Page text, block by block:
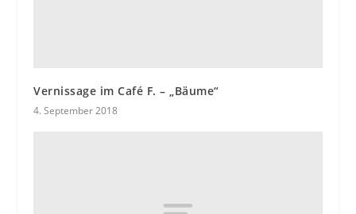
Vernissage im Café F. – „Bäume“
4. September 2018